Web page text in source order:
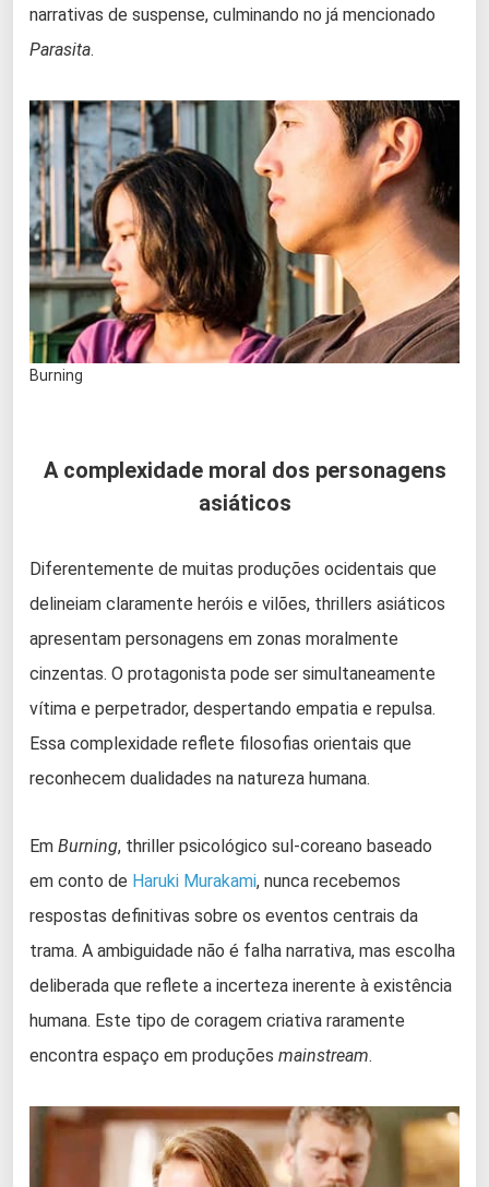
narrativas de suspense, culminando no já mencionado
Parasita.
Burning
A complexidade moral dos personagens
asiáticos
Diferentemente de muitas produções ocidentais que
delineiam claramente heróis e vilões, thrillers asiáticos
apresentam personagens em zonas moralmente
cinzentas. O protagonista pode ser simultaneamente
vítima e perpetrador, despertando empatia e repulsa.
Essa complexidade reflete filosofias orientais que
reconhecem dualidades na natureza humana.
Em Burning, thriller psicológico sul-coreano baseado
em conto de Haruki Murakami, nunca recebemos
respostas definitivas sobre os eventos centrais da
trama. A ambiguidade não é falha narrativa, mas escolha
deliberada que reflete a incerteza inerente à existência
humana. Este tipo de coragem criativa raramente
encontra espaço em produções mainstream.